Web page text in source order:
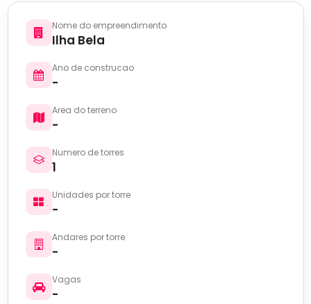
Nome do empreendimento
Ilha Bela
Ano de construcao
-
Area do terreno
-
Numero de torres
1
Unidades por torre
-
Andares por torre
-
Vagas
-